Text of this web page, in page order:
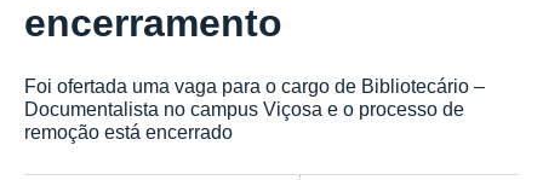
encerramento
Foi ofertada uma vaga para o cargo de Bibliotecário –
Documentalista no campus Viçosa e o processo de
remoção está encerrado